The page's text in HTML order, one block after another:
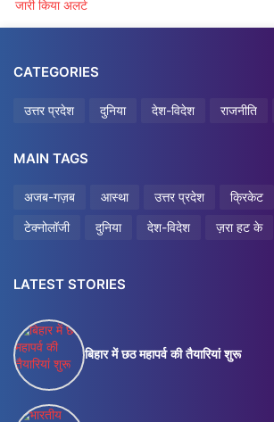
CATEGORIES
उत्तर प्रदेश दुनिया देश-विदेश राजनीति
MAIN TAGS
अजब-गज़ब आस्था उत्तर प्रदेश क्रिकेट
टेक्नोलॉजी
दुनिया देश-विदेश ज़रा हट के
LATEST STORIES
बिहार में छठ महापर्व की तैयारियां शुरू